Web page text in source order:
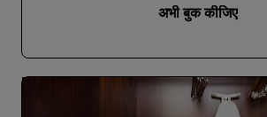
अभी बुक कीजिए